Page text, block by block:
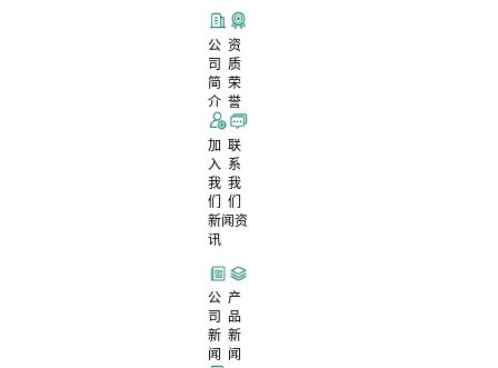
公
司
简
介
资
质
荣
誉
加
入
我
们
联
系
我
们
新闻资
讯
公
司
新
闻
产
品
新
闻